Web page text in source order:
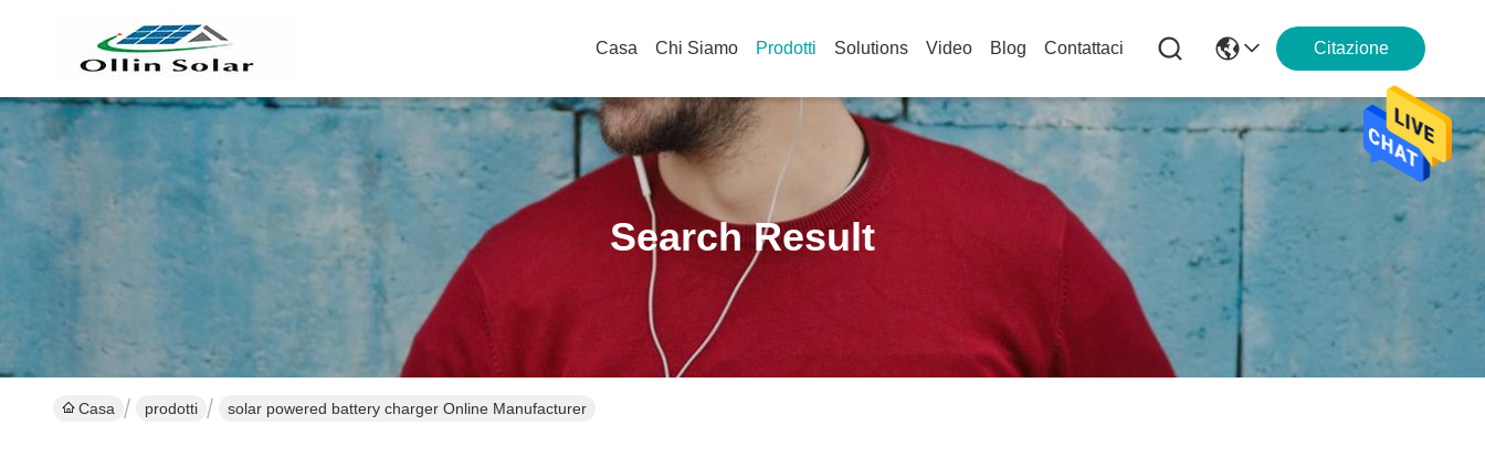
Casa Chi Siamo Prodotti Solutions Video Blog Contattaci Citazione
Search Result
Casa prodotti solar powered battery charger Online Manufacturer